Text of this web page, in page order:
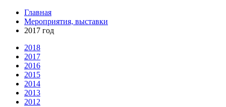
Главная
Мероприятия, выставки
2017 год
2018
2017
2016
2015
2014
2013
2012